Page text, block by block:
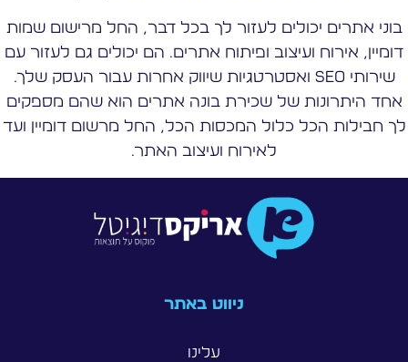
בוני אתרים יכולים לעזור לך בכל דבר, החל מרישום שמות
דומיין, אירוח ועיצוב ופיתוח אתרים. הם יכולים גם לעזור עם
שירותי SEO ואסטרטגיות שיווק אחרות עבור העסק שלך.
אחד היתרונות של שכירת בונה אתרים הוא שהם מספקים
לך חבילות הכל כלול המכסות הכל, החל מרשום דומיין ועד
לאירוח ועיצוב האתר.
ניווט באתר
עלינו